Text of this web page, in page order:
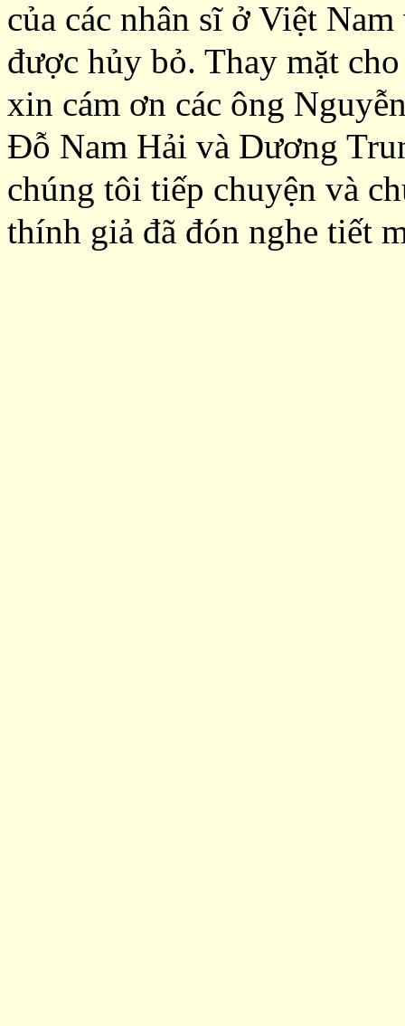
của các nhân sĩ ở Việt
được hủy bỏ. Thay mặt
xin cám ơn các ông
Đỗ Nam Hải và Dương
chúng tôi tiếp chuyện và
thính giả đã đón nghe tiết